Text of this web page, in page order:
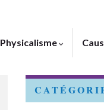
Physicalisme